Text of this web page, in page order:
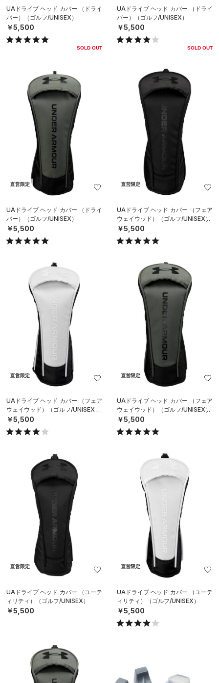
UAドライブ ヘッド カバー （ドライ
バー）（ゴルフ/UNISEX）
￥5,500
SOLD OUT
UAドライブ ヘッド カバー （ドライ
バー）（ゴルフ/UNISEX）
￥5,500
SOLD OUT
直営限定
UAドライブ ヘッド カバー （ドライ
バー）（ゴルフ/UNISEX）
￥5,500
直営限定
UAドライブ ヘッド カバー （フェア
ウェイウッド）（ゴルフ/UNISEX）
￥5,500
直営限定
UAドライブ ヘッド カバー （フェア
ウェイウッド）（ゴルフ/UNISEX）
￥5,500
直営限定
UAドライブ ヘッド カバー （フェア
ウェイウッド）（ゴルフ/UNISEX）
￥5,500
直営限定
UAドライブ ヘッド カバー （ユーテ
ィリティ）（ゴルフ/UNISEX）
￥5,500
直営限定
UAドライブ ヘッド カバー （ユーテ
ィリティ）（ゴルフ/UNISEX）
￥5,500